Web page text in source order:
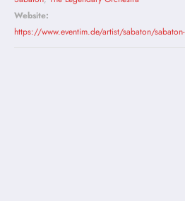
Website:
https://www.eventim.de/artist/sabaton/